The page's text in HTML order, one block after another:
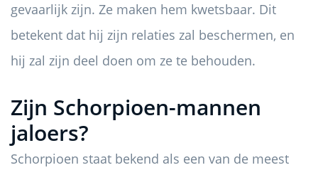
gevaarlijk zijn. Ze maken hem kwetsbaar. Dit
betekent dat hij zijn relaties zal beschermen, en
hij zal zijn deel doen om ze te behouden.
Zijn Schorpioen-mannen
jaloers?
Schorpioen staat bekend als een van de meest